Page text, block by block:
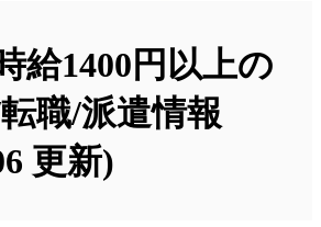
給1400円以上の
職/派遣情報
更新)